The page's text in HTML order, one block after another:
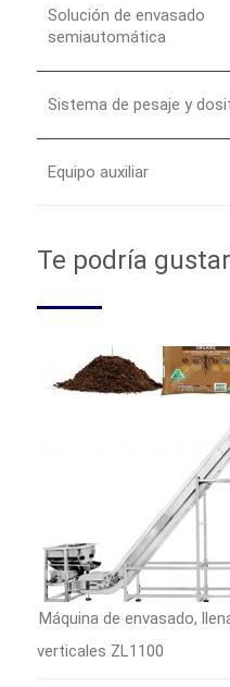
Solución de envasado
semiautomática
Sistema de pesaje y
Equipo auxiliar
Te podría gustar
Máquina de envasado,
verticales ZL1100